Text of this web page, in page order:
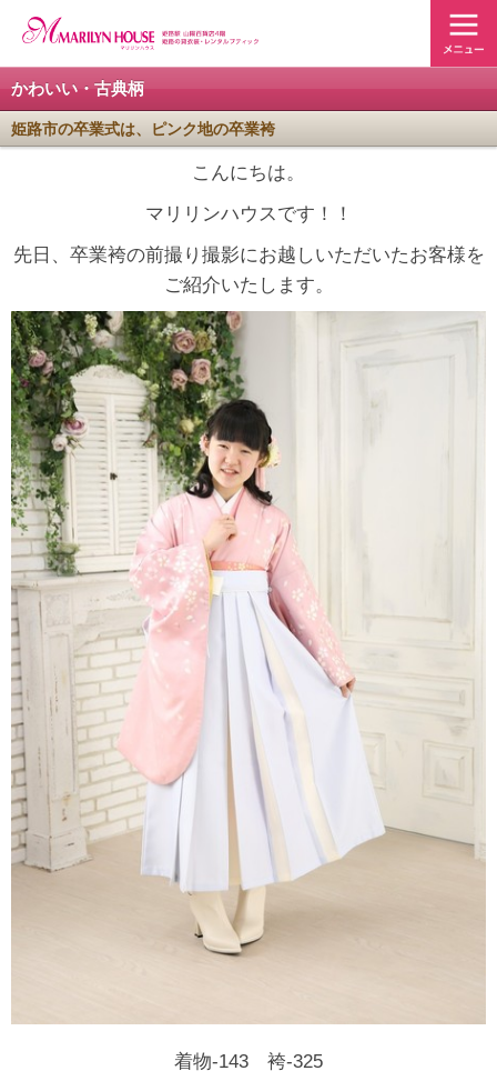
かわいい・古典柄
姫路市の卒業式は、ピンク地の卒業袴
こんにちは。
マリリンハウスです！！
先日、卒業袴の前撮り撮影にお越しいただいたお客様を
ご紹介いたします。
着物-143 袴-325